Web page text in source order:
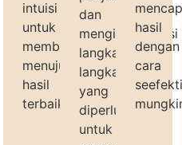
intuisi
untuk
membimbingmu
menuju
hasil
terbaik.
dan
mengidentifikasi
langkah-
langkah
yang
diperlukan
untuk
hasil
dengan
cara